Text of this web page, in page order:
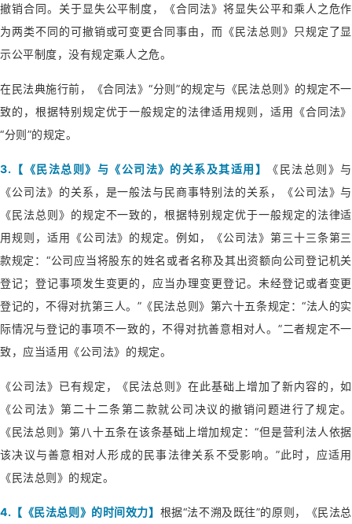
撤销合同。关于显失公平制度，《合同法》将显失公平和乘人之危作
为两类不同的可撤销或可变更合同事由，而《民法总则》只规定了显
示公平制度，没有规定乘人之危。
在民法典施行前，《合同法》“分则”的规定与《民法总则》的规定不一
致的，根据特别规定优于一般规定的法律适用规则，适用《合同法》
“分则”的规定。
3.【《民法总则》与《公司法》的关系及其适用】
《民法总则》与
《公司法》的关系，是一般法与民商事特别法的关系，《公司法》与
《民法总则》的规定不一致的，根据特别规定优于一般规定的法律适
用规则，适用《公司法》的规定。例如，《公司法》第三十三条第三
款规定：“公司应当将股东的姓名或者名称及其出资额向公司登记机关
登记；登记事项发生变更的，应当办理变更登记。未经登记或者变更
登记的，不得对抗第三人。”《民法总则》第六十五条规定：“法人的实
际情况与登记的事项不一致的，不得对抗善意相对人。”二者规定不一
致，应当适用《公司法》的规定。
《公司法》已有规定，《民法总则》在此基础上增加了新内容的，如
《公司法》第二十二条第二款就公司决议的撤销问题进行了规定。
《民法总则》第八十五条在该条基础上增加规定：“但是营利法人依据
该决议与善意相对人形成的民事法律关系不受影响。”此时，应适用
《民法总则》的规定。
4.【《民法总则》的时间效力】 根据“法不溯及既往”的原则，《民法总